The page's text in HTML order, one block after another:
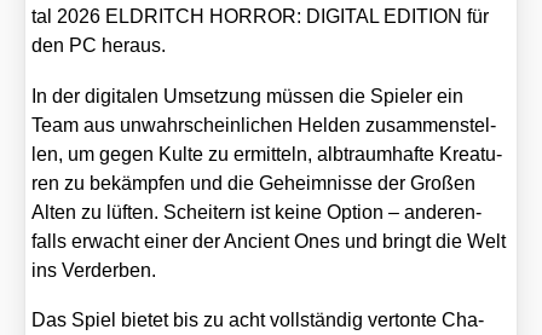
tal 2026 ELDRITCH HORROR: DIGITAL EDITION für
den PC her­aus.
In der digi­ta­len Umset­zung müs­sen die Spie­ler ein
Team aus unwahr­schein­li­chen Hel­den zusam­men­stel­
len, um gegen Kul­te zu ermit­teln, alb­traum­haf­te Krea­tu­
ren zu bekämp­fen und die Geheim­nis­se der Gro­ßen
Alten zu lüf­ten. Schei­tern ist kei­ne Opti­on – ande­ren­
falls erwacht einer der Anci­ent Ones und bringt die Welt
ins Ver­der­ben.
Das Spiel bie­tet bis zu acht voll­stän­dig ver­ton­te Cha­